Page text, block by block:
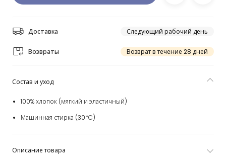
Доставка Следующий рабочий день
Возвраты Возврат в течение 28 дней
Состав и уход
100% хлопок (мягкий и эластичный)
Машинная стирка (30*C)
Описание товара